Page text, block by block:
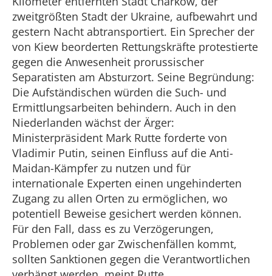
zweitgrößten Stadt der Ukraine, aufbewahrt und
gestern Nacht abtransportiert. Ein Sprecher der
von Kiew beorderten Rettungskräfte protestierte
gegen die Anwesenheit prorussischer
Separatisten am Absturzort. Seine Begründung:
Die Aufständischen würden die Such- und
Ermittlungsarbeiten behindern. Auch in den
Niederlanden wächst der Ärger:
Ministerpräsident Mark Rutte forderte von
Vladimir Putin, seinen Einfluss auf die Anti-
Maidan-Kämpfer zu nutzen und für
internationale Experten einen ungehinderten
Zugang zu allen Orten zu ermöglichen, wo
potentiell Beweise gesichert werden können.
Für den Fall, dass es zu Verzögerungen,
Problemen oder gar Zwischenfällen kommt,
sollten Sanktionen gegen die Verantwortlichen